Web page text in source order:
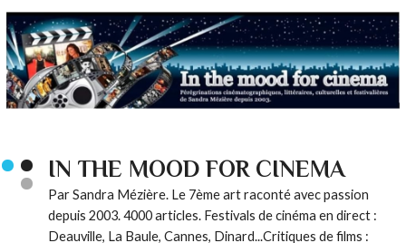
IN THE MOOD FOR CINEMA
Par Sandra Mézière. Le 7ème art raconté avec passion
depuis 2003. 4000 articles. Festivals de cinéma en direct :
Deauville, La Baule, Cannes, Dinard...Critiques de films :